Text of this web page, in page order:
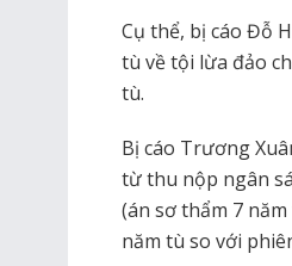
Cụ thể, bị cáo Đỗ
tù về tội lừa đảo
tù.
Bị cáo Trương
từ thu nộp ngân
(án sơ thẩm 7
năm tù so với